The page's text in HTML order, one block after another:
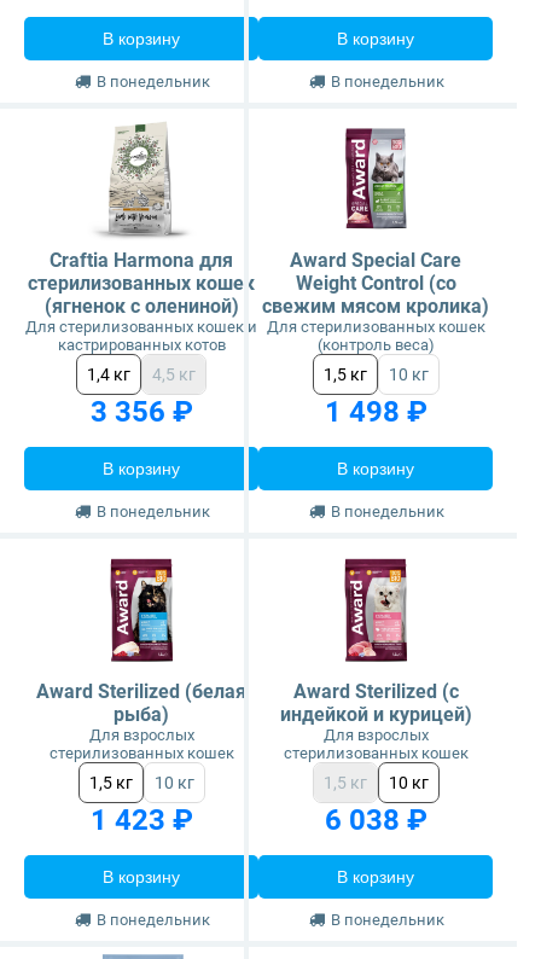
В корзину
В понедельник
В корзину
В понедельник
Craftia Harmona для
стерилизованных кошек
(ягненок с олениной)
Для стерилизованных кошек и
кастрированных котов
1,4 кг 4,5 кг
3 356 ₽
В корзину
В понедельник
Award Special Care
Weight Control (со
свежим мясом кролика)
Для стерилизованных кошек
(контроль веса)
1,5 кг 10 кг
1 498 ₽
В корзину
В понедельник
Award Sterilized (белая
рыба)
Для взрослых
стерилизованных кошек
1,5 кг 10 кг
1 423 ₽
В корзину
В понедельник
Award Sterilized (с
индейкой и курицей)
Для взрослых
стерилизованных кошек
1,5 кг 10 кг
6 038 ₽
В корзину
В понедельник